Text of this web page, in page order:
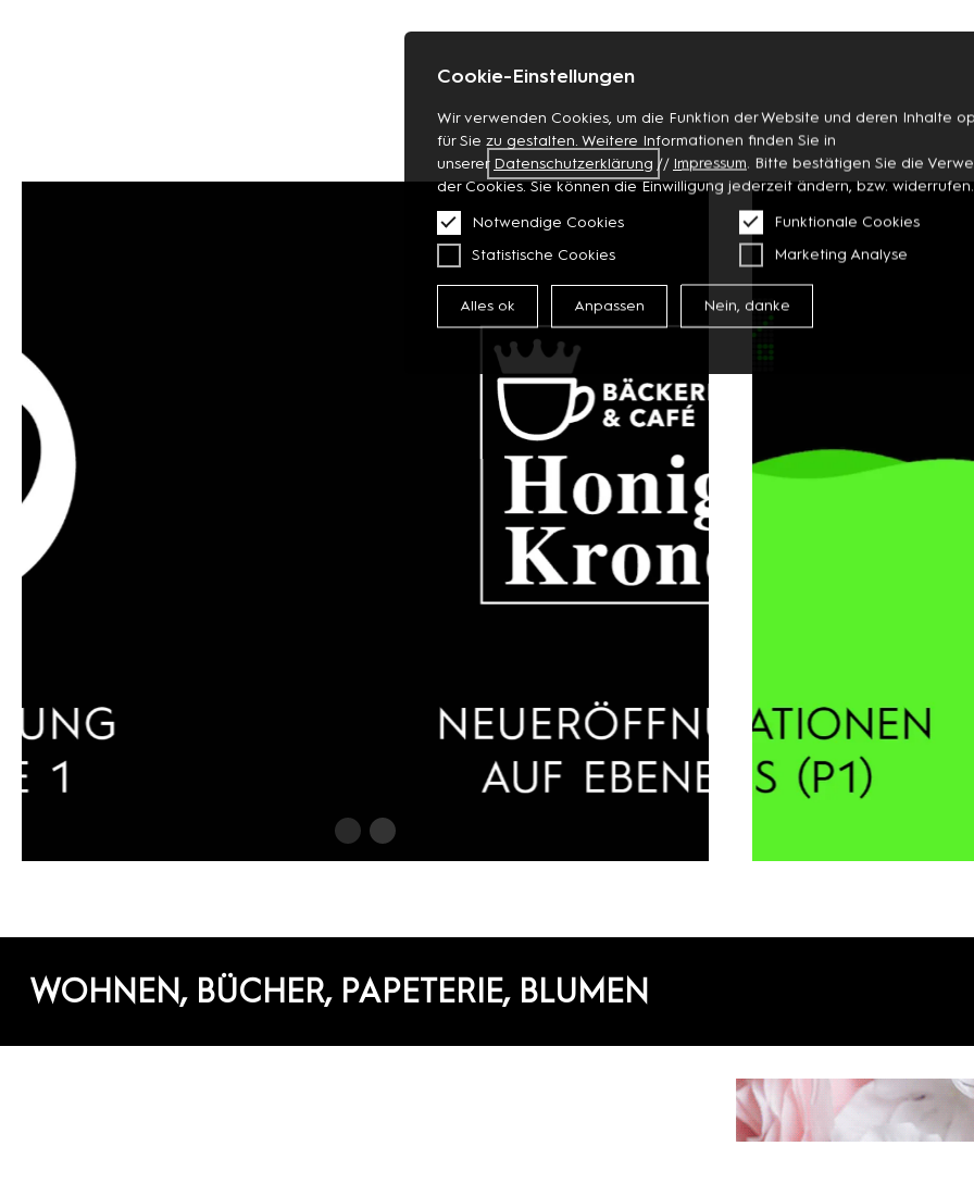
Cookie-Einstellungen
Wir verwenden Cookies, um die Funktion der Website und deren Inhalte
für Sie zu gestalten. Weitere Informationen finden Sie in
unserer Datenschutzerklärung // Impressum. Bitte bestätigen Sie die
der Cookies. Sie können die Einwilligung jederzeit ändern, bzw. widerrufen.
Notwendige Cookies
Funktionale Cookies
Statistische Cookies
Marketing Analyse
Alles ok Anpassen Nein, danke
WOHNEN, BÜCHER, PAPETERIE, BLUMEN